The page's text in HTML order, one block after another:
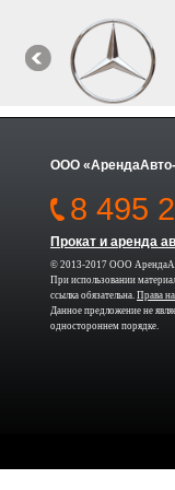
ООО
8 495
Прокат и аренда
© 2013-2017 ООО
При использовании
ссылка обязательна. Права
Данное предложение не
одностороннем порядке.